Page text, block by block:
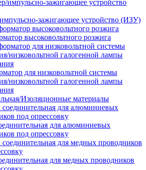
зажигающее устройство (ИЗУ)
высоковольтного розжига
для низковольтной системы
низковольтной галогенной лампы
Изоляционные материалы
для алюминиевых
под опрессовку
для медных проводников